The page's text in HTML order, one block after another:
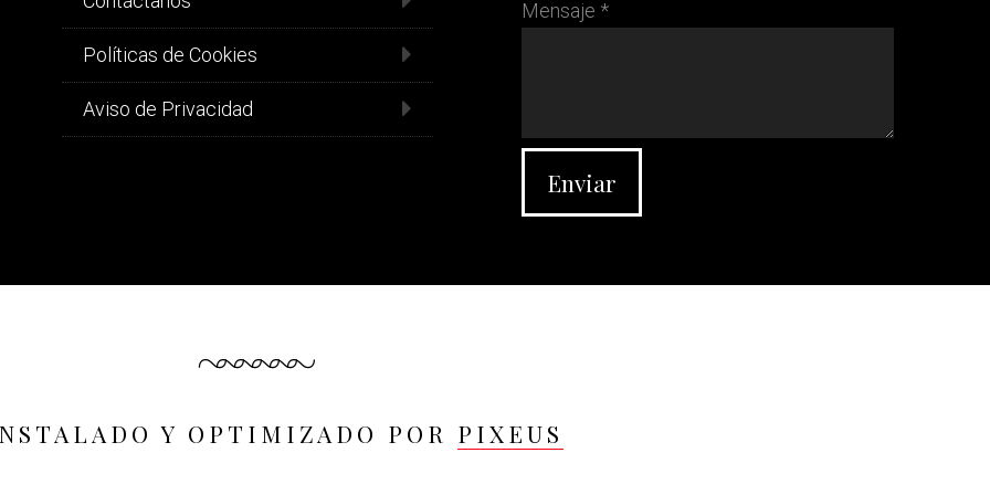
Políticas de Cookies
Aviso de Privacidad
Mensaje *
Y OPTIMIZADO POR PIXEUS